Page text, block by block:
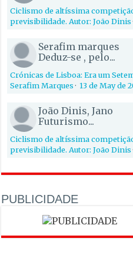
Ciclismo de altíssima
previsibilidade. Autor: João Dinis
Serafim marques
Deduz-se , pelo...
Crónicas de Lisboa: Era um
Serafim Marques·13 de May de
João Dinis, Jano
Futurismo...
Ciclismo de altíssima
previsibilidade. Autor: João Dinis
PUBLICIDADE